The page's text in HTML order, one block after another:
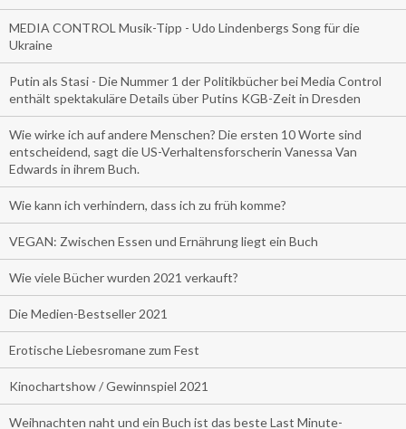
MEDIA CONTROL Musik-Tipp - Udo Lindenbergs Song für die
Ukraine
Putin als Stasi - Die Nummer 1 der Politikbücher bei Media Control
enthält spektakuläre Details über Putins KGB-Zeit in Dresden
Wie wirke ich auf andere Menschen? Die ersten 10 Worte sind
entscheidend, sagt die US-Verhaltensforscherin Vanessa Van
Edwards in ihrem Buch.
Wie kann ich verhindern, dass ich zu früh komme?
VEGAN: Zwischen Essen und Ernährung liegt ein Buch
Wie viele Bücher wurden 2021 verkauft?
Die Medien-Bestseller 2021
Erotische Liebesromane zum Fest
Kinochartshow / Gewinnspiel 2021
Weihnachten naht und ein Buch ist das beste Last Minute-